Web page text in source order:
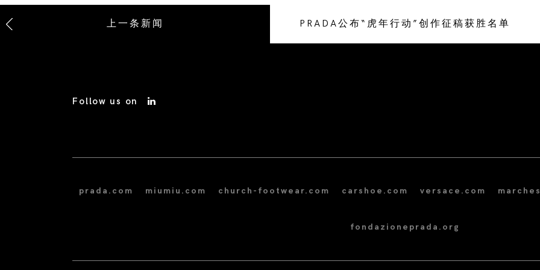
上一条新闻 PRADA公布“虎年行动”创作征稿获胜名单
Follow us on
prada.com miumiu.com church-footwear.com carshoe.com versace.com
fondazioneprada.org